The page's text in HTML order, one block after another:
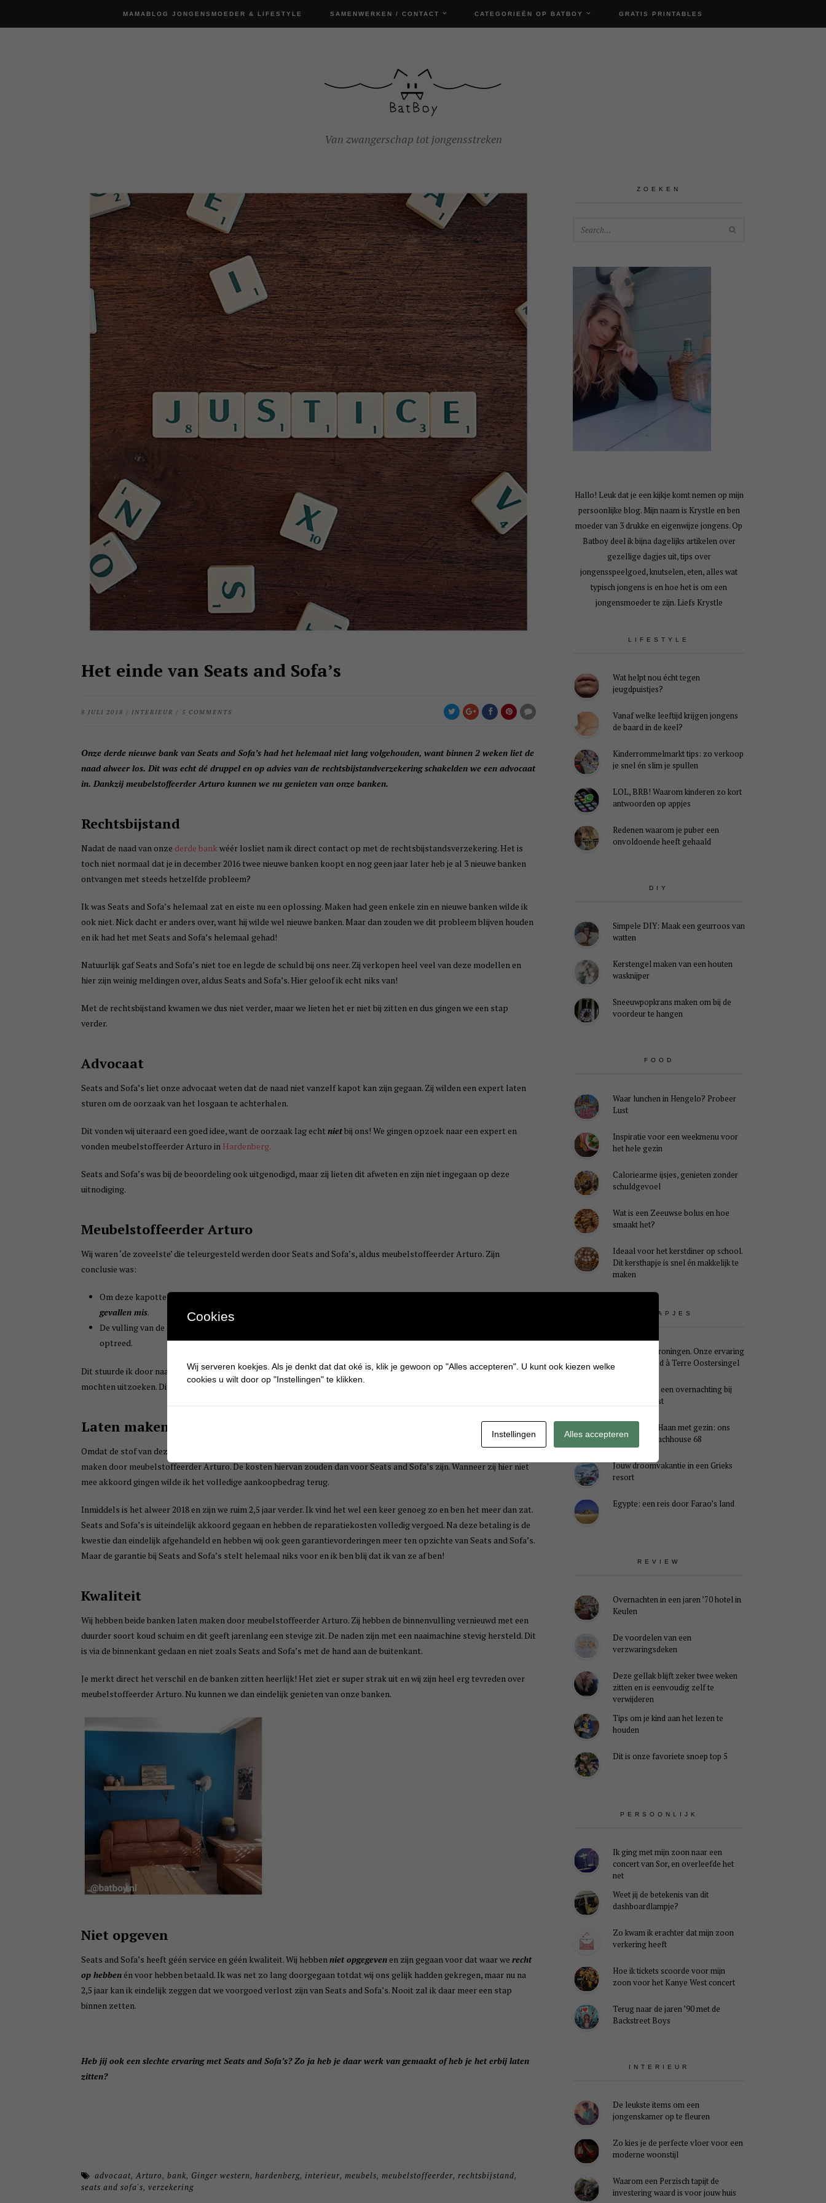
MAMABLOG JONGENSMOEDER & LIFESTYLE SAMENWERKEN / CONTACT CATEGORIEËN OP BATBOY GRATIS PRINTABLES
Van zwangerschap tot jongensstreken
Het einde van Seats and Sofa’s
8 JULI 2018 / INTERIEUR / 5 COMMENTS
Onze derde nieuwe bank van Seats and Sofa’s had het helemaal niet lang volgehouden, want binnen 2 weken liet de
naad alweer los. Dit was echt dé druppel en op advies van de rechtsbijstandverzekering schakelden we een advocaat
in. Dankzij meubelstoffeerder Arturo kunnen we nu genieten van onze banken.
Rechtsbijstand
Nadat de naad van onze derde bankwéér losliet nam ik direct contact op met de rechtsbijstandsverzekering. Het is
toch niet normaal dat je in december 2016 twee nieuwe banken koopt en nog geen jaar later heb je al 3 nieuwe banken
ontvangen met steeds hetzelfde probleem?
Ik was Seats and Sofa’s helemaal zat en eiste nu een oplossing. Maken had geen enkele zin en nieuwe banken wilde ik
ook niet. Nick dacht er anders over, want hij wilde wel nieuwe banken. Maar dan zouden we dit probleem blijven houden
en ik had het met Seats and Sofa’s helemaal gehad!
Natuurlijk gaf Seats and Sofa’s niet toe en legde de schuld bij ons neer. Zij verkopen heel veel van deze modellen en
hier zijn weinig meldingen over, aldus Seats and Sofa’s. Hier geloof ik echt niks van!
Met de rechtsbijstand kwamen we dus niet verder, maar we lieten het er niet bij zitten en dus gingen we een stap
verder.
Advocaat
Seats and Sofa’s liet onze advocaat weten dat de naad niet vanzelf kapot kan zijn gegaan. Zij wilden een expert laten
sturen om de oorzaak van het losgaan te achterhalen.
Dit vonden wij uiteraard een goed idee, want de oorzaak lag echt nietbij ons! We gingen opzoek naar een expert en
vonden meubelstoffeerder Arturo in Hardenberg.
Seats and Sofa’s was bij de beoordeling ook uitgenodigd, maar zij lieten dit afweten en zijn niet ingegaan op deze
uitnodiging.
Meubelstoffeerder Arturo
Wij waren ‘de zoveelste’ die teleurgesteld werden door Seats and Sofa’s, aldus meubelstoffeerder Arturo. Zijn
conclusie was:
Om deze kapotte naad met de hand (zoals de experts van Seats and Sofa’s) te herstellen gaat
gevallen mis.
De vulling van de kussens is van
optreed.
Dit stuurde ik door naar de advocaat. Het antwoord van Seats and Sofa’s daarop was dat wij bij hun andere banken
mochten uitzoeken. Dit was natuurlijk geen optie en wij gingen hier niet mee akkoord.
Laten maken of het aankoopbedrag terug?
Omdat de stof van deze banken wel van goede kwaliteit is en ik vind ze gewoon erg mooi wilde ik de banken laten
maken door meubelstoffeerder Arturo. De kosten hiervan zouden dan voor Seats and Sofa’s zijn. Wanneer zij hier niet
mee akkoord gingen wilde ik het volledige aankoopbedrag terug.
Inmiddels is het alweer 2018 en zijn we ruim 2,5 jaar verder. Ik vind het wel een keer genoeg zo en ben het meer dan zat.
Seats and Sofa’s is uiteindelijk akkoord gegaan en hebben de reparatiekosten volledig vergoed. Na deze betaling is de
kwestie dan eindelijk afgehandeld en hebben wij ook geen garantievorderingen meer ten opzichte van Seats and Sofa’s.
Maar de garantie bij Seats and Sofa’s stelt helemaal niks voor en ik ben blij dat ik van ze af ben!
Kwaliteit
Wij hebben beide banken laten maken door meubelstoffeerder Arturo. Zij hebben de binnenvulling vernieuwd met een
duurder soort koud schuim en dit geeft jarenlang een stevige zit. De naden zijn met een naaimachine stevig hersteld. Dit
is via de binnenkant gedaan en niet zoals Seats and Sofa’s met de hand aan de buitenkant.
Je merkt direct het verschil en de banken zitten heerlijk! Het ziet er super strak uit en wij zijn heel erg tevreden over
meubelstoffeerder Arturo. Nu kunnen we dan eindelijk genieten van onze banken.
Niet opgeven
Seats and Sofa’s heeft géén service en géén kwaliteit. Wij hebbenniet opgegevenen zijn gegaan voor dat waar we recht
op hebbenén voor hebben betaald. Ik was net zo lang doorgegaan totdat wij ons gelijk hadden gekregen, maar nu na
2,5 jaar kan ik eindelijk zeggen dat we voorgoed verlost zijn van Seats and Sofa’s. Nooit zal ik daar meer een stap
binnen zetten.
Heb jij ook een slechte ervaring met Seats and Sofa’s? Zo ja heb je daar werk van gemaakt of heb je het erbij laten
zitten?
advocaat,Arturo,bank, Ginger western,hardenberg, interieur,meubels,meubelstoffeerder,rechtsbijstand,
seats and sofa's, verzekering
ZOEKEN
Hallo! Leuk dat je een kijkje komt nemen op mijn
persoonlijke blog. Mijn naam is Krystle en ben
moeder van 3 drukke en eigenwijze jongens. Op
Batboy deel ik bijna dagelijks artikelen over
gezellige dagjes uit, tips over
jongensspeelgoed, knutselen, eten, alles wat
typisch jongens is en hoe het is om een
jongensmoeder te zijn. Liefs Krystle
LIFESTYLE
Wat helpt nou écht tegen
jeugdpuistjes?
Vanaf welke leeftijd krijgen jongens
de baard in de keel?
Kinderrommelmarkt tips: zo verkoop
je snel én slim je spullen
LOL, BRB! Waarom kinderen zo kort
antwoorden op appjes
Redenen waarom je puber een
onvoldoende heeft gehaald
DIY
Simpele DIY: Maak een geurroos van
watten
Kerstengel maken van een houten
wasknijper
Sneeuwpopkrans maken om bij de
voordeur te hangen
FOOD
Waar lunchen in Hengelo? Probeer
Lust
Inspiratie voor een weekmenu voor
het hele gezin
Caloriearme ijsjes, genieten zonder
schuldgevoel
Wat is een Zeeuwse bolus en hoe
smaakt het?
Ideaal voor het kerstdiner op school.
Dit kersthapje is snel én makkelijk te
maken
UITSTAPJES
Weekendje Groningen. Onze ervaring
met B&B Pied à Terre Oostersingel
Genieten van een overnachting bij
B&B Landlust
Midweek De Haan met gezin: ons
verblijf in Beachhouse 68
Jouw droomvakantie in een Grieks
resort
Egypte: een reis door Farao’s land
REVIEW
Overnachten in een jaren ’70 hotel in
Keulen
De voordelen van een
verzwaringsdeken
Deze gellak blijft zeker twee weken
zitten en is eenvoudig zelf te
verwijderen
Tips om je kind aan het lezen te
houden
Dit is onze favoriete snoep top 5
PERSOONLIJK
Ik ging met mijn zoon naar een
concert van Sor, en overleefde het
net
Weet jij de betekenis van dit
dashboardlampje?
Zo kwam ik erachter dat mijn zoon
verkering heeft
Hoe ik tickets scoorde voor mijn
zoon voor het Kanye West concert
Terug naar de jaren ’90 met de
Backstreet Boys
INTERIEUR
De leukste items om een
jongenskamer op te fleuren
Zo kies je de perfecte vloer voor een
moderne woonstijl
Waarom een Perzisch tapijt de
investering waard is voor jouw huis
Cookies
Wij serveren koekjes. Als je denkt dat dat oké is, klik je gewoon op "Alles accepteren". U kunt ook kiezen welke
cookies u wilt door op "Instellingen" te klikken.
Instellingen Alles accepteren